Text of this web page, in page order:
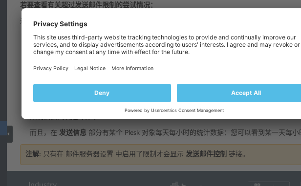
若要查看有关超过发送邮件限制的尝试情况：
进入工具与设置>发送邮件控制
若要查看总结信息，转入常用标签，该标签显示尝试超出限制的 Plesk 对象的数量，以及
没有超过限制的对象的邮件状态是 发送。如果对象已达到了其限制，其邮件状态会更改为
如果 Plesk 与 SmarterMail 一起安装，则会以 SmarterMail API 的方式于
下，Plesk 不会进行过滤。因此 Plesk 对象的邮件状态不可获取。
而且，在 发送信息 部分有某个 Plesk 对象每天每小时的统计数据：您可以看到某一天每小
注解: 只有在 邮件服务器设置 中启用了限制才会显示 发送邮件控制 链接。